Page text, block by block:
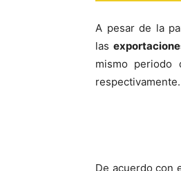
A pesar de la
las
mismo
respectivamente.
De acuerdo con